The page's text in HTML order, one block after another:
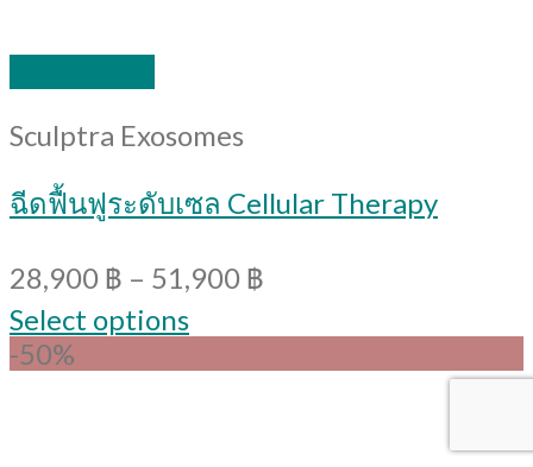
Sculptra Exosomes
ฉีดฟื้นฟูระดับเซล Cellular Therapy
28,900 ฿ – 51,900 ฿
Select options
-50%